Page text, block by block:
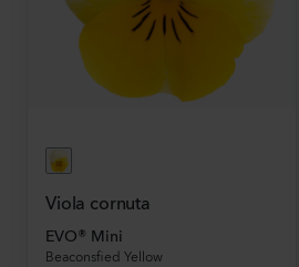
Viola cornuta
EVO® Mini
Beaconsfied Yellow